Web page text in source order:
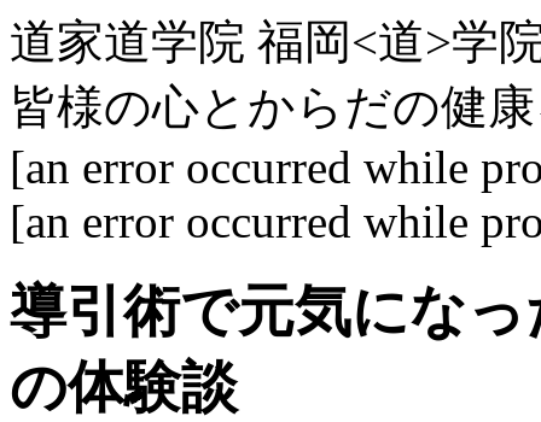
道家道学院 福岡<道>学
皆様の心とからだの健
[an error occurred while
[an error occurred while
導引術で元気にな
の体験談